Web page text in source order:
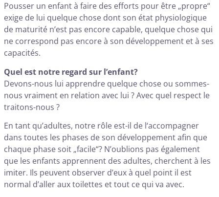
Pousser un enfant à faire des efforts pour être „propre“
exige de lui quelque chose dont son état physiologique
de maturité n’est pas encore capable, quelque chose qui
ne correspond pas encore à son développement et à ses
capacités.
Quel est notre regard sur l’enfant?
Devons-nous lui apprendre quelque chose ou sommes-
nous vraiment en relation avec lui ? Avec quel respect le
traitons-nous ?
En tant qu’adultes, notre rôle est-il de l‘accompagner
dans toutes les phases de son développement afin que
chaque phase soit „facile“? N’oublions pas également
que les enfants apprennent des adultes, cherchent à les
imiter. Ils peuvent observer d’eux à quel point il est
normal d’aller aux toilettes et tout ce qui va avec.